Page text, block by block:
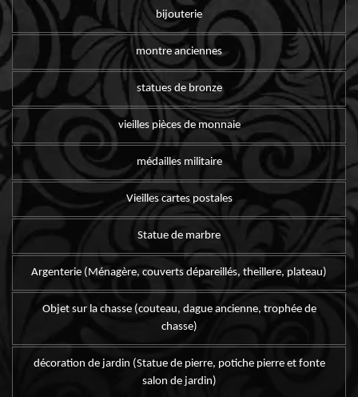
bijouterie
montre anciennes
statues de bronze
vieilles pièces de monnaie
médailles militaire
Vieilles cartes postales
Statue de marbre
Argenterie (Ménagère, couverts dépareillés, theillere, plateau)
Objet sur la chasse (couteau, dague ancienne, trophée de
chasse)
décoration de jardin (Statue de pierre, potiche pierre et fonte
salon de jardin)